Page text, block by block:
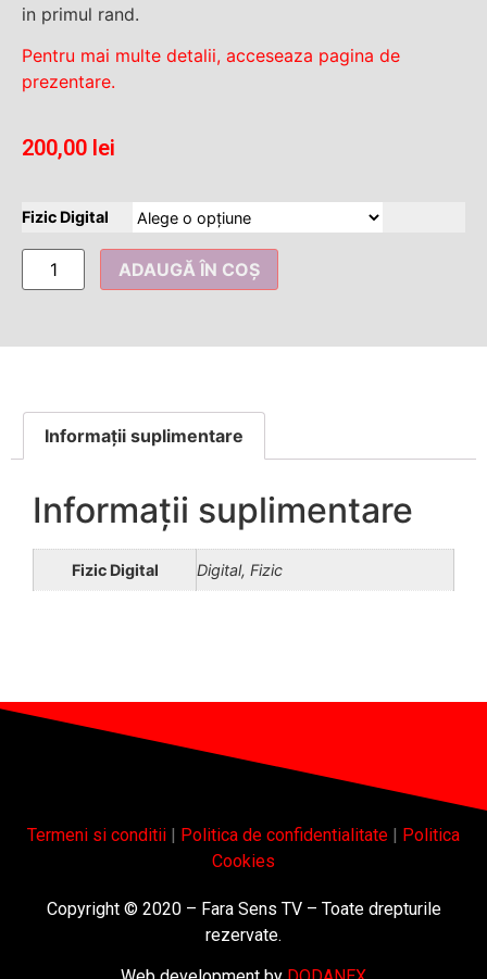
in primul rand.
Pentru mai multe detalii, acceseaza pagina de
prezentare.
200,00 lei
Fizic Digital
ADAUGĂ ÎN COȘ
Informații suplimentare
Informații suplimentare
Fizic Digital Digital, Fizic
Termeni si conditii | Politica de confidentialitate | Politica
Cookies
Copyright © 2020 – Fara Sens TV – Toate drepturile
rezervate.